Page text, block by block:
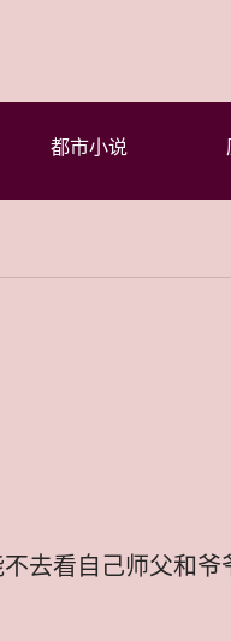
都市小说
去看自己师父和